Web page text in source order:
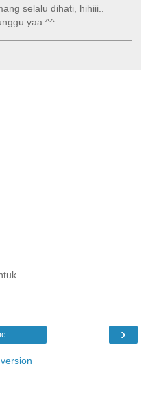
selalu dihati, hihiii..
yaa ^^
›